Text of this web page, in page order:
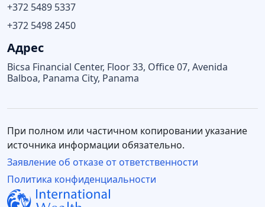
+372 5489 5337
+372 5498 2450
Адрес
Bicsa Financial Center, Floor 33, Office 07, Avenida
Balboa, Panama City, Panama
Политика конфиденциальности
При полном или частичном копировании указание
источника информации обязательно.
Заявление об отказе от ответственности